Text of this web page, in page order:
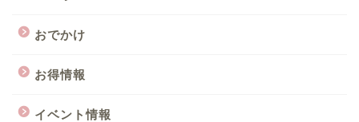
おでかけ
お得情報
イベント情報